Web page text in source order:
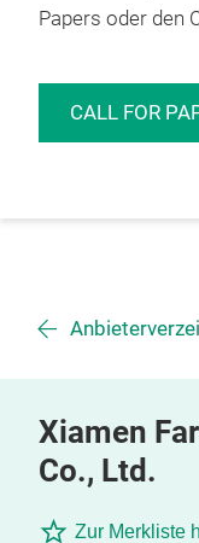
Papers oder den
CALL FOR
Xiamen
Co., Ltd.
Zur Merkliste